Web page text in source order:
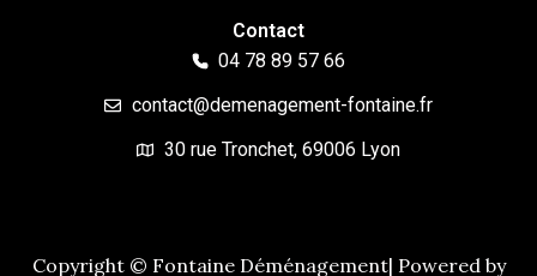
Contact
04 78 89 57 66
contact@demenagement-fontaine.fr
30 rue Tronchet, 69006 Lyon
Copyright © Fontaine Déménagement| Powered by